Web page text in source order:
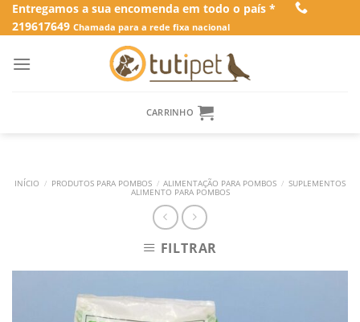
SkipEntregamos a sua encomenda em todo o país *
219617649 Chamada para a rede fixa nacional
CARRINHO
INÍCIO / PRODUTOS PARA POMBOS / ALIMENTAÇÃO PARA POMBOS / SUPLEMENTOS
ALIMENTO PARA POMBOS
FILTRAR